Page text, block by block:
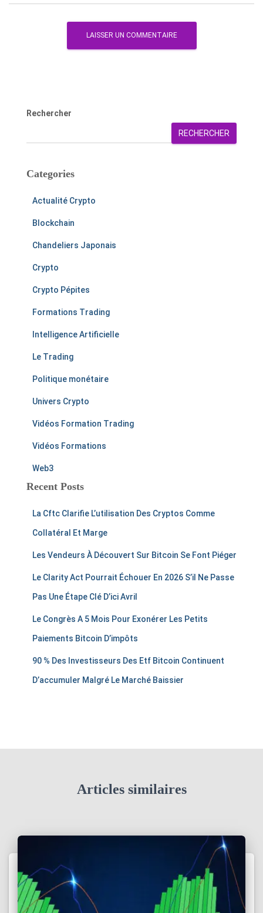
Rechercher
RECHERCHER
Categories
Actualité Crypto
Blockchain
Chandeliers Japonais
Crypto
Crypto Pépites
Formations Trading
Intelligence Artificielle
Le Trading
Politique monétaire
Univers Crypto
Vidéos Formation Trading
Vidéos Formations
Web3
Recent Posts
La Cftc Clarifie L’utilisation Des Cryptos Comme
Collatéral Et Marge
Les Vendeurs À Découvert Sur Bitcoin Se Font Piéger
Le Clarity Act Pourrait Échouer En 2026 S’il Ne Passe
Pas Une Étape Clé D’ici Avril
Le Congrès A 5 Mois Pour Exonérer Les Petits
Paiements Bitcoin D’impôts
90 % Des Investisseurs Des Etf Bitcoin Continuent
D’accumuler Malgré Le Marché Baissier
Articles similaires